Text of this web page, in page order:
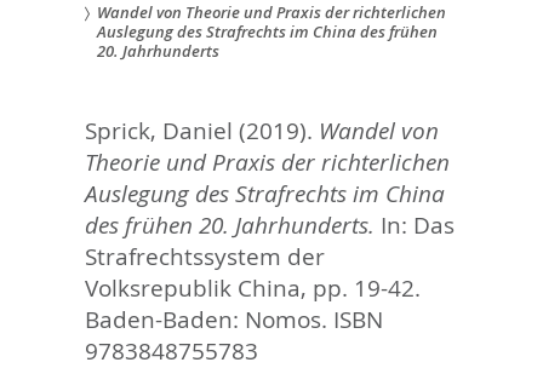
Sie
sind
hier:
Wandel von Theorie und Praxis der richterlichen
Auslegung des Strafrechts im China des frühen
20. Jahrhunderts
Sprick, Daniel (2019). Wandel von
Theorie und Praxis der richterlichen
Auslegung des Strafrechts im China
des frühen 20. Jahrhunderts. In: Das
Strafrechtssystem der
Volksrepublik China, pp. 19-42.
Baden-Baden: Nomos. ISBN
9783848755783